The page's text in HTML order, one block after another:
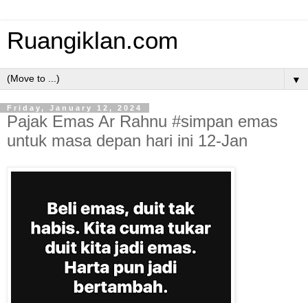
Ruangiklan.com
▼
Friday, January 12, 2024
Pajak Emas Ar Rahnu #simpan emas
untuk masa depan hari ini 12-Jan